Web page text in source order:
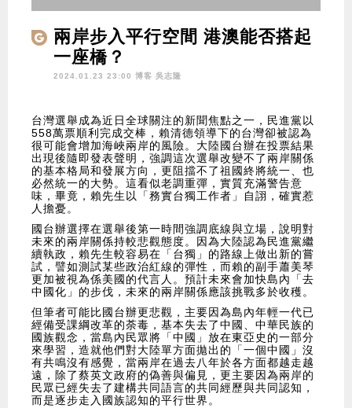
兩岸步入平行空間 港澳能否搭起
一座橋？
2024.01.23 23:00 博客 吳志隆
台灣選舉成為近日全球關注的新聞焦點之一，民進黨以
558萬票順利完成交棒，賴清德領導下的台灣卻被認為
很可能會增加海峽兩岸的風險。大陸國台辦在投票結果
出現後隨即發表聲明，強調這次選舉改變不了兩岸關係
的基本格局和發展方向，更阻擋不了祖國終將統一、也
必然統一的大勢。這看似老調重彈，實質充滿警告意
味，畢竟，賴先生以「務實台獨工作者」自詡，確實惹
人擔憂。
國台辦選擇在選舉後第一時間強調底線與立場，說明對
未來的兩岸關係持較悲觀態度。因為大陸認為民進黨繼
續執政，賴先生較容易在「台獨」的路線上做出新的嘗
試，譬如測試某些政治紅線的彈性，而賴的副手蕭美琴
更加被視為係美國的代言人。預計未來會加快島內「去
中國化」的步伐，未來的兩岸關係應該挑戰多於收穫。
但筆者可能比國台辦更悲觀，主要因為島內年輕一代已
經備受課綱改革的荼毒，基本失去了中國、中華民族的
國族觀念，當島內民眾將「中國」放在東亞史的一部分
來學習，造就他們對大陸單方面拋出的「一個中國」沒
有共鳴沒有感覺，當兩岸在過去八年於各方面都越走越
遠，除了蔡英文政府的偽善與偏見，更主要因為兩岸的
民眾已經失去了建構共同語言的共同經歷與共同認知，
而是逐步走入國族認知的平行世界。